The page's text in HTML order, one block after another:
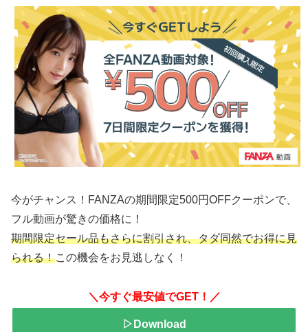
今がチャンス！FANZAの期間限定500円OFFクーポンで、
フル動画が驚きの価格に！
期間限定セール品もさらに割引され、タダ同然でお得に見
られる！この機会をお見逃しなく！
＼今すぐ最安値でGET！／
▷Download